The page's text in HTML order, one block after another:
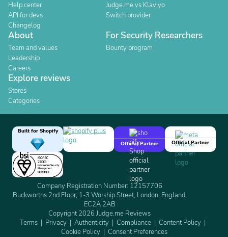
Help center
API for devs
Changelog
Judge.me vs Klaviyo
Switch provider
About
Team and values
Leadership
Careers
For Security Researchers
Bounty program
Explore reviews
Stores
Categories
Built for Shopify
Official Partner
Official Partner
Company Registration Number: 12157706
Buckworths 2nd Floor, 1-3 Worship Street, London, England,
EC2A 2AB
Copyright 2026 Judge.me Reviews
Terms
Privacy Authenticity Compliance
Content Policy
Cookie Policy
Consent Preferences